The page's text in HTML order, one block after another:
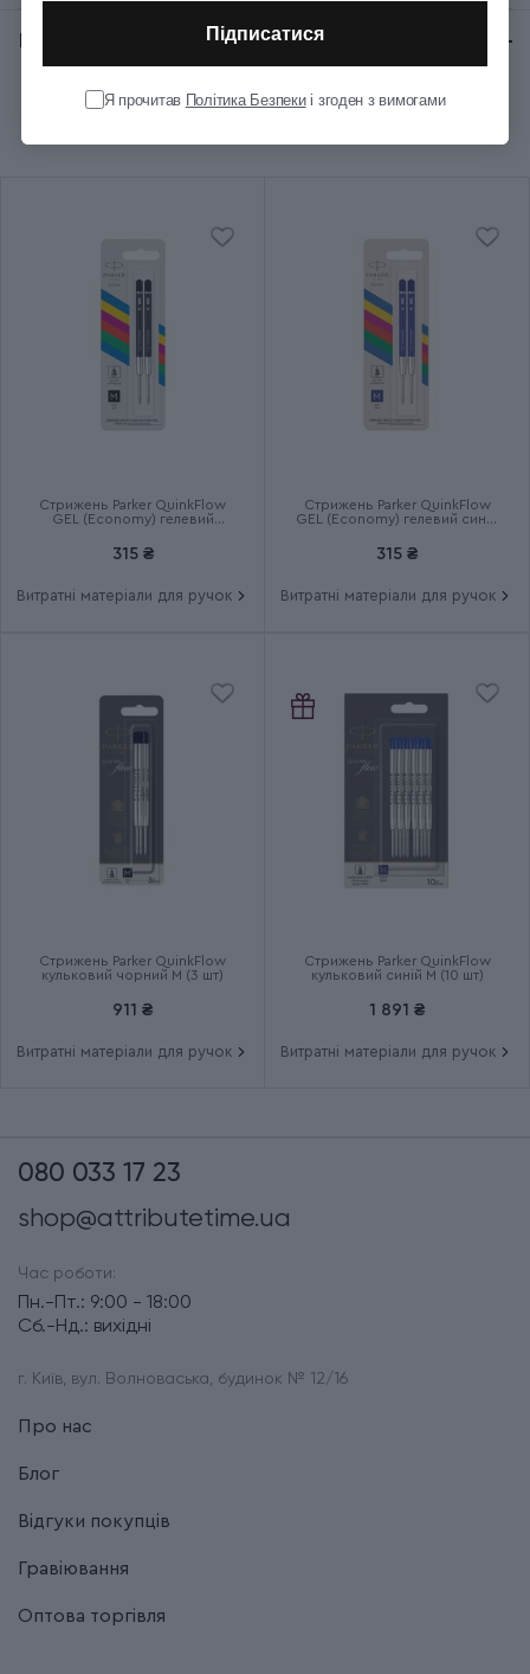
Діаметр (см)
Колір чорнила
Тип випуску товару Ексклюзивний
Відгуки:
Стрижень Parker QuinkFlow
GEL (Economy) гелевий
315 ₴
Витратні матеріали для ручок
Стрижень Parker QuinkFlow
GEL (Economy) гелевий синій
315 ₴
Витратні матеріали для ручок
Стрижень Parker QuinkFlow
кульковий чорний M (3 шт)
911 ₴
Витратні матеріали для ручок
Стрижень Parker QuinkFlow
кульковий синій M (10 шт)
1 891 ₴
Витратні матеріали для ручок
080 033 17 23
shop@attributetime.ua
Час роботи:
Пн.-Пт.: 9:00 - 18:00
Сб.-Нд.: вихідні
г. Київ, вул. Волноваська, будинок № 12/16
Про нас
Блог
Відгуки покупців
Гравіювання
Оптова торгівля
Підписатися
Я прочитав Політика Безпекиі згоден з вимогами